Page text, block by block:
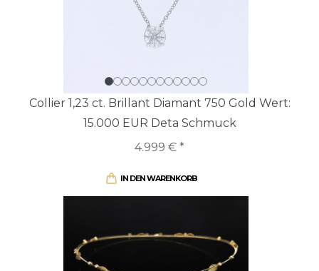
Collier 1,23 ct. Brillant Diamant 750 Gold Wert:
15.000 EUR Deta Schmuck
4.999 € *
IN DEN WARENKORB